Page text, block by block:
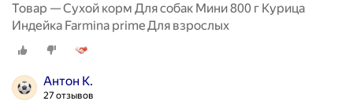
Товар — Сухой корм Для собак Мини 800 г Курица
Индейка Farmina prime Для взрослых
Антон К.
27 отзывов